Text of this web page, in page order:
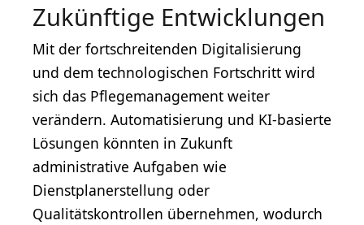
Zukünftige Entwicklungen
Mit der fortschreitenden Digitalisierung
und dem technologischen Fortschritt wird
sich das Pflegemanagement weiter
verändern. Automatisierung und KI-basierte
Lösungen könnten in Zukunft
administrative Aufgaben wie
Dienstplanerstellung oder
Qualitätskontrollen übernehmen, wodurch